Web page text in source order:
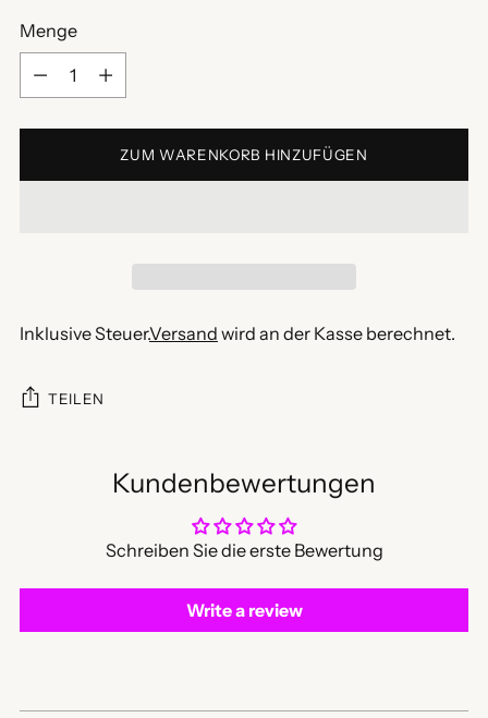
Menge
Menge
ZUM WARENKORB HINZUFÜGEN
Inklusive Steuer.Versand wird an der Kasse berechnet.
TEILEN
Kundenbewertungen
Schreiben Sie die erste Bewertung
Write a review
Produkt